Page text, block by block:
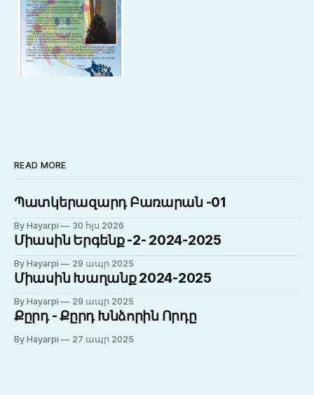
READ MORE
Պատկերազարդ Բառարան -01
By Hayarpi 30 հլս 2026
Միասին Երգենք -2- 2024-2025
By Hayarpi 29 ապր 2025
Միասին Խաղանք 2024-2025
By Hayarpi 29 ապր 2025
Քըրդ - Քըրդ Խնձորին Որդը
By Hayarpi 27 ապր 2025